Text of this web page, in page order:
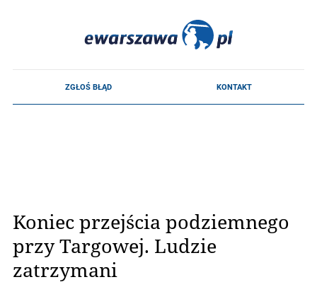
Koniec przejścia podziemnego
przy Targowej. Ludzie
zatrzymani